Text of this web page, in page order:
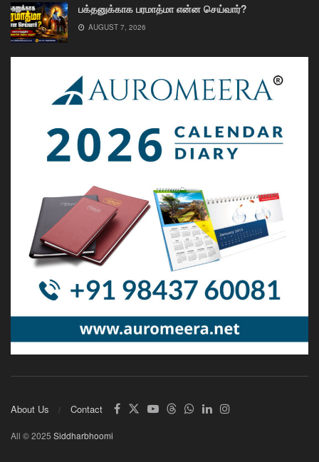
பக்தனுக்காக பரமாத்மா என்ன செய்வார்?
AUGUST 7, 2026
About Us Contact
All © 2025 Siddharbhoomi